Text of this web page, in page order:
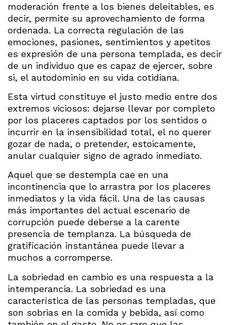
moderación frente a los bienes deleitables, es
decir, permite su aprovechamiento de forma
ordenada. La correcta regulación de las
emociones, pasiones, sentimientos y apetitos
es expresión de una persona templada, es decir
de un individuo que es capaz de ejercer, sobre
si, el autodominio en su vida cotidiana.
Esta virtud constituye el justo medio entre dos
extremos viciosos: dejarse llevar por completo
por los placeres captados por los sentidos o
incurrir en la insensibilidad total, el no querer
gozar de nada, o pretender, estoicamente,
anular cualquier signo de agrado inmediato.
Aquel que se destempla cae en una
incontinencia que lo arrastra por los placeres
inmediatos y la vida fácil. Una de las causas
más importantes del actual escenario de
corrupción puede deberse a la carente
presencia de templanza. La búsqueda de
gratificación instantánea puede llevar a
muchos a corromperse.
La sobriedad en cambio es una respuesta a la
intemperancia. La sobriedad es una
característica de las personas templadas, que
son sobrias en la comida y bebida, así como